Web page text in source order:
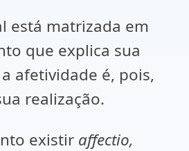
está matrizada em
que explica sua
afetividade é, pois,
realização.
existir affectio,